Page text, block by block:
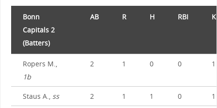
Bonn
Capitals 2
(Batters)
AB R H RBI K
Ropers M.,
1b
2 1 0 0 1
Staus A., ss 2 1 1 0 1